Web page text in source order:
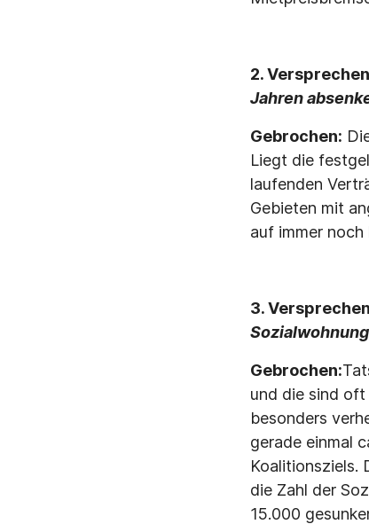
2.
Jahren
Gebrochen:
Liegt die
laufenden
Gebieten mit
auf immer
3.
Gebrochen:
und die sind oft
besonders
gerade einmal
Koalitionsziels.
die Zahl der
15.000